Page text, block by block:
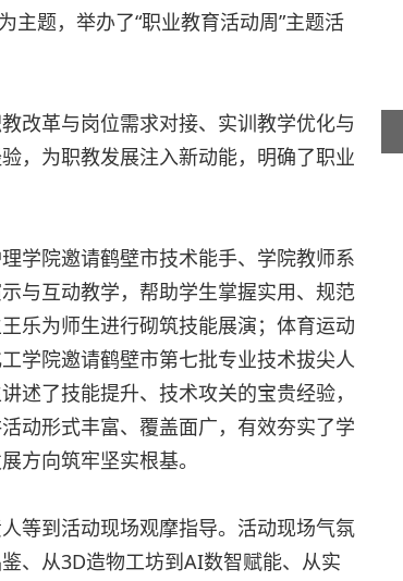
主题，举办了“职业教育活动周”主题活
改革与岗位需求对接、实训教学优化与
，为职教发展注入新动能，明确了职业
学院邀请鹤壁市技术能手、学院教师系
与互动教学，帮助学生掌握实用、规范
乐为师生进行砌筑技能展演；体育运动
学院邀请鹤壁市第七批专业技术拔尖人
述了技能提升、技术攻关的宝贵经验，
动形式丰富、覆盖面广，有效夯实了学
方向筑牢坚实根基。
等到活动现场观摩指导。活动现场气氛
、从3D造物工坊到AI数智赋能、从实